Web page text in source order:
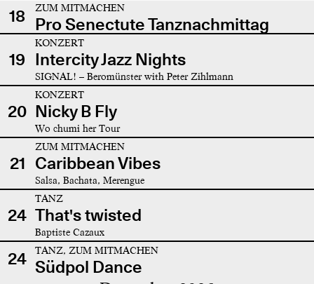
18 ZUM MITMACHEN
Pro Senectute Tanznachmittag
19
KONZERT
Intercity Jazz Nights
SIGNAL! – Beromünster with Peter Zihlmann
20
KONZERT
Nicky B Fly
Wo chumi her Tour
21
ZUM MITMACHEN
Caribbean Vibes
Salsa, Bachata, Merengue
24
TANZ
That's twisted
Baptiste Cazaux
24 TANZ, ZUM MITMACHEN
Südpol Dance